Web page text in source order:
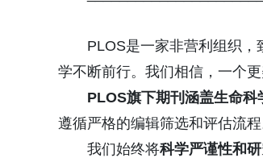
PLOS是一家非营利组织
学不断前行。我们相信，一个
PLOS旗下期刊 涵盖生命科
遵循严格的编辑筛选和评估流
我们始终将科学严谨性和